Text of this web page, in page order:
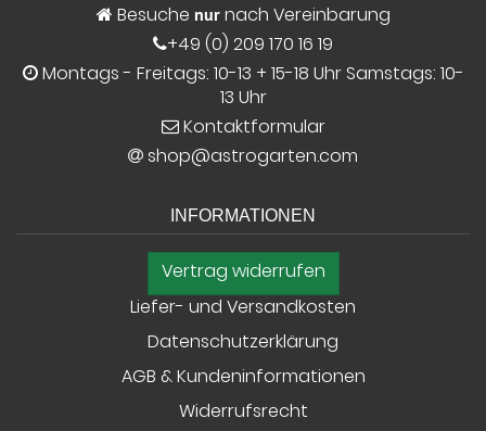
Besuche nurnach Vereinbarung
+49 (0) 209 170 16 19
Montags - Freitags: 10-13 + 15-18 Uhr Samstags: 10-
13 Uhr
Kontaktformular
shop@astrogarten.com
INFORMATIONEN
Vertrag widerrufen
Liefer- und Versandkosten
Datenschutzerklärung
AGB & Kundeninformationen
Widerrufsrecht